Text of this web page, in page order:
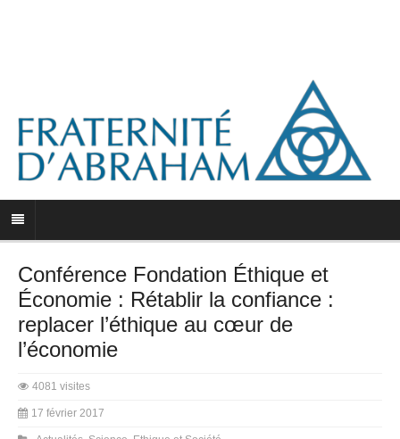
Conférence Fondation Éthique et
Économie : Rétablir la confiance :
replacer l’éthique au cœur de
l’économie
4081 visites
17 février 2017